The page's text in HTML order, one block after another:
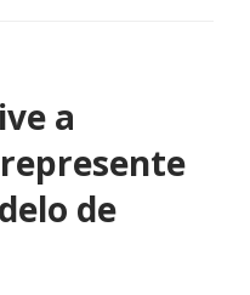
a
de